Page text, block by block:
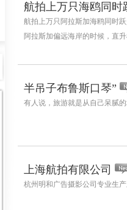
航拍上万只海鸥同
航拍上万只阿拉斯加海鸥同时
阿拉斯加偏远海岸的时候，直
半吊子布鲁斯口琴”
有人说，旅游就是从自己呆腻
上海航拍有限公司
杭州明和广告摄影公司专业生